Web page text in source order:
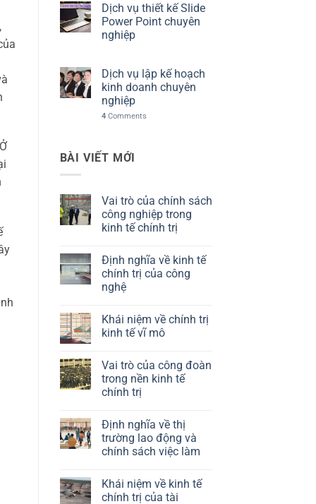
Dịch vụ thiết kế Slide
Power Point chuyên
nghiệp
Dịch vụ lập kế hoạch
kinh doanh chuyên
nghiệp
4Comments
BÀI VIẾT MỚI
Vai trò của chính sách
công nghiệp trong
kinh tế chính trị
bình
luận
ở
Vai
chính
sách
công
kinh
tế
chính
trị
Định nghĩa về kinh tế
chính trị của công
nghệ
bình
luận
ở
về
kinh
tế
chính
công
nghệ
Khái niệm về chính trị
kinh tế vĩ mô
bình
luận
ở
Khái
chính
trị
kinh
tế
vĩ
Vai trò của công đoàn
trong nền kinh tế
chính trị
bình
luận
ở
Vai
công
đoàn
trong
Định nghĩa về thị
trường lao động và
chính sách việc làm
bình
luận
Khái niệm về kinh tế
chính trị của tài